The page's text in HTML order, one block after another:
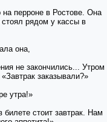
перроне в Ростове. Она
стоял рядом у кассы в
она,
не закончились... Утром
заказывали?»
утра!»
стоит завтрак. Нам